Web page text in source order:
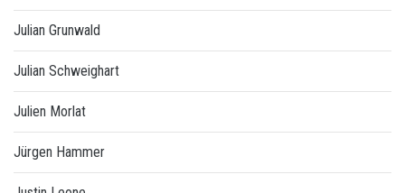
Julian Grunwald
Julian Schweighart
Julien Morlat
Jürgen Hammer